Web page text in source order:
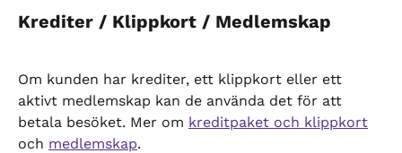
Krediter / Klippkort / Medlemskap
Om kunden har krediter, ett klippkort eller ett
aktivt medlemskap kan de använda det för att
betala besöket. Mer om kreditpaket och klippkort
och medlemskap.